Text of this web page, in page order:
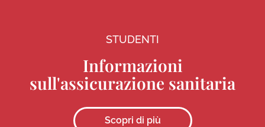
STUDENTI
Informazioni
sull'assicurazione sanitaria
Scopri di più